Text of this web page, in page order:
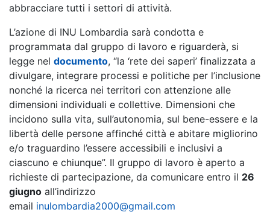
abbracciare tutti i settori di attività.
L’azione di INU Lombardia sarà condotta e
programmata dal gruppo di lavoro e riguarderà, si
legge nel documento, “la ‘rete dei saperi’ finalizzata a
divulgare, integrare processi e politiche per l’inclusione
nonché la ricerca nei territori con attenzione alle
dimensioni individuali e collettive. Dimensioni che
incidono sulla vita, sull’autonomia, sul bene-essere e la
libertà delle persone affinché città e abitare migliorino
e/o traguardino l’essere accessibili e inclusivi a
ciascuno e chiunque”. Il gruppo di lavoro è aperto a
richieste di partecipazione, da comunicare entro il 26
giugno all’indirizzo
email inulombardia2000@gmail.com